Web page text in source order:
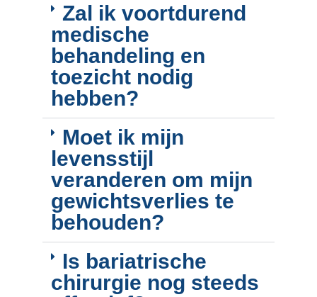
Zal ik voortdurend
medische
behandeling en
toezicht nodig
hebben?
Moet ik mijn
levensstijl
veranderen om mijn
gewichtsverlies te
behouden?
Is bariatrische
chirurgie nog steeds